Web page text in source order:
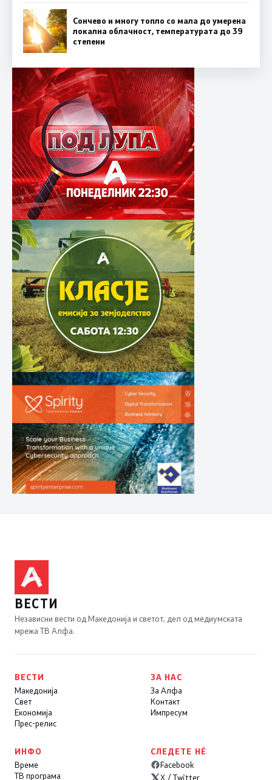
Сончево и многу топло со мала до умерена
локална облачност, температурата до 39
степени
ВЕСТИ
Независни вести од Македонија и светот, дел од медиумската
мрежа ТВ Алфа.
ВЕСТИ
Македонија
Свет
Економија
Прес-релис
ЗА НАС
За Алфа
Контакт
Импресум
ИНФО
Време
ТВ програма
СЛЕДЕТЕ НÉ
Facebook
X / Twitter